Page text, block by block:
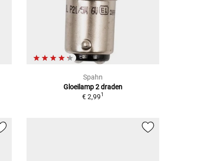
Spahn
Gloeilamp 2 draden
€ 2,991